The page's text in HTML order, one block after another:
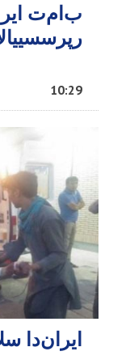
ب‌ام‌ت
10:29
ایران‌دا